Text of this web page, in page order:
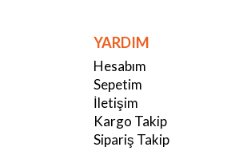
YARDIM
Hesabım
Sepetim
İletişim
Kargo Takip
Sipariş Takip